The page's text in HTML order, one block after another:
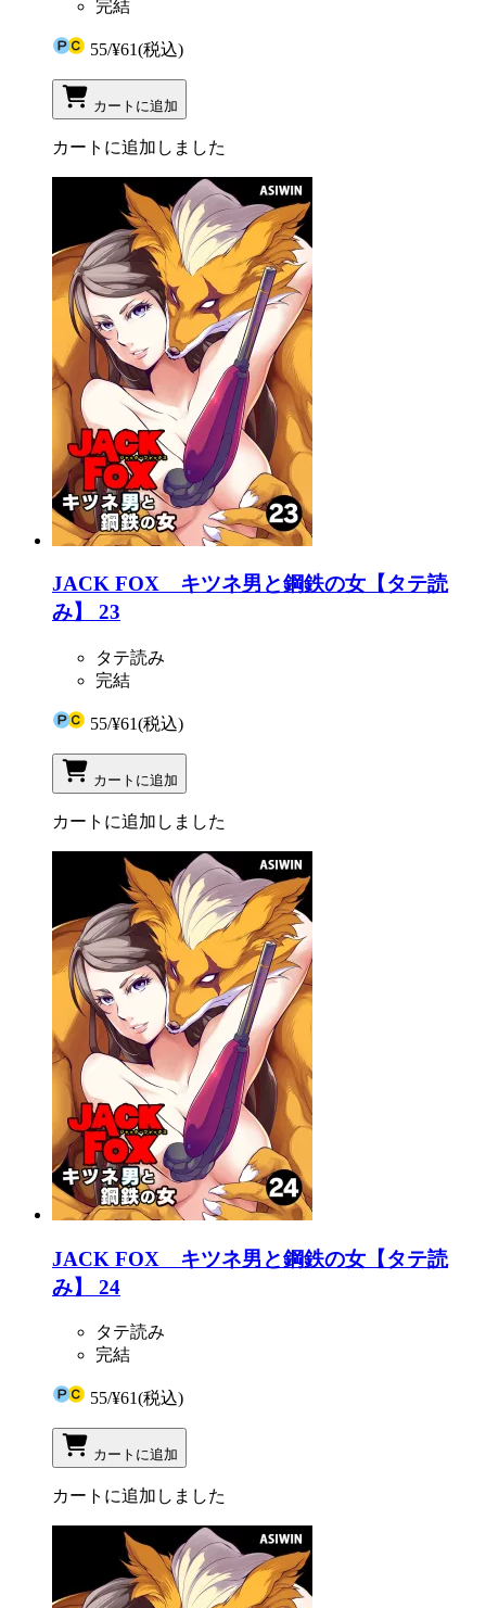
完結
55/¥61(税込)
カートに追加
カートに追加しました
JACK FOX キツネ男と鋼鉄の女【タテ読
み】 23
タテ読み
完結
55/¥61(税込)
カートに追加
カートに追加しました
JACK FOX キツネ男と鋼鉄の女【タテ読
み】 24
タテ読み
完結
55/¥61(税込)
カートに追加
カートに追加しました